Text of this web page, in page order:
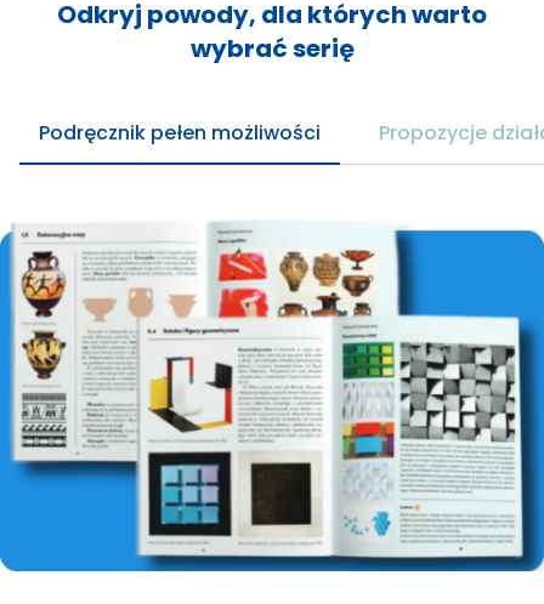
Odkryj powody, dla których warto
wybrać serię
Podręcznik pełen możliwości Propozycje